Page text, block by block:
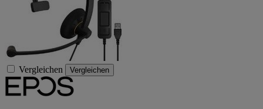
Vergleichen Vergleichen